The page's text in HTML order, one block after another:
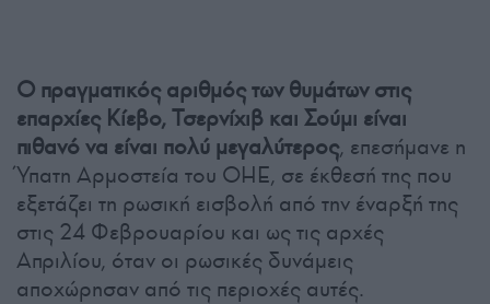
Ο πραγματικός αριθμός των θυμάτων στις
επαρχίες Κίεβο, Τσερνίχιβ και Σούμι είναι
πιθανό να είναι πολύ μεγαλύτερος, επεσήμανε η
Ύπατη Αρμοστεία του ΟΗΕ, σε έκθεσή της που
εξετάζει τη ρωσική εισβολή από την έναρξή της
στις 24 Φεβρουαρίου και ως τις αρχές
Απριλίου, όταν οι ρωσικές δυνάμεις
αποχώρησαν από τις περιοχές αυτές.